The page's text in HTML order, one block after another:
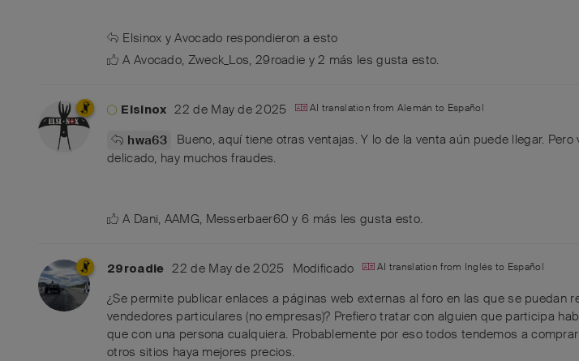
Elsinox yAvocado respondieron a esto
A Avocado, Zweck_Los, 29roadie y2 más les gusta esto.
Elsinox 22 de May de 2025 AI translation from Alemán to Español
hwa63
Bueno, aquí tiene otras ventajas. Y lo de la venta aún puede llegar.
delicado, hay muchos fraudes.
A Dani, AAMG, Messerbaer60 y6 más les gusta esto.
29roadie 22 de May de 2025 Modificado AI translation from Inglés to Español
¿Se permite publicar enlaces a páginas web externas al foro en las que se puedan
vendedores particulares (no empresas)? Prefiero tratar con alguien que participa
que con una persona cualquiera. Probablemente por eso todos tendemos a
otros sitios haya mejores precios.